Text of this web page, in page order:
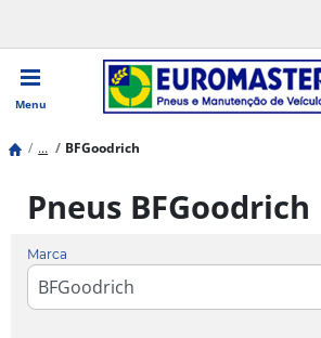
Menu
... BFGoodrich
Pneus BFGoodrich
Marca